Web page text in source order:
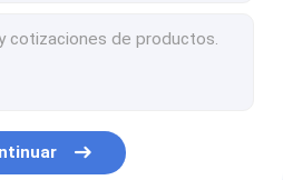
gas licuado como grado industrial del gas del grado dieléctrico del electrón
descolorido del argón de la pureza elevada
provee de gas la pureza ultra elevada no reactiva